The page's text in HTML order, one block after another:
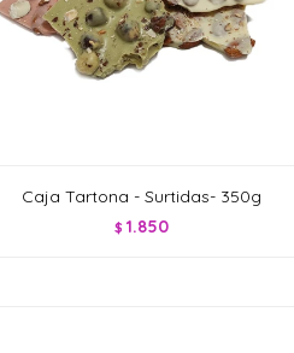
Caja Tartona - Surtidas- 350g
$ 1.850